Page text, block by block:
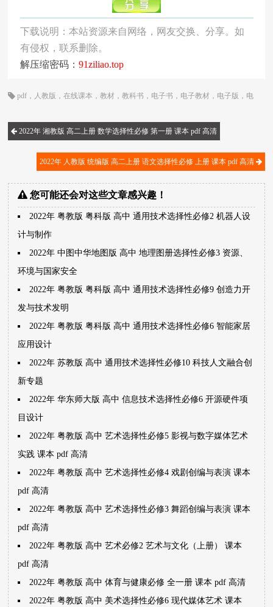
下载说明：本站资源来自网络，网友交换、分享。如
有侵权，联系删除。
解压缩密码：91ziliao.top
pdf ， 人教版 ，在线课本 ，教材 ，教科书 ， 电子书 ， 电子教材 ， 电子版 ， 电
2022年 湘教版 高二上册 数学选择性必修 第一册 课本 pdf 高清
2022年 人教版 统编版 高二上册 语文选择性必修 上册 课本 pdf 高清
您可能还会对这些文章感兴趣！
2022年 粤教版 粤科版 高中 通用技术选择性必修2 机器人设
计与制作
2022年 中图中华地图版 高中 地理图册选择性必修3 资源、
环境与国家安全
2022年 粤教版 粤科版 高中 通用技术选择性必修9 创造力开
发与技术发明
2022年 粤教版 粤科版 高中 通用技术选择性必修6 智能家居
应用设计
2022年 苏教版 高中 通用技术选择性必修10 科技人文融合创
新专题
2022年 华东师大版 高中 信息技术选择性必修6 开源硬件项
目设计
2022年 粤教版 高中 艺术选择性必修5 影视与数字媒体艺术
实践 课本 pdf 高清
2022年 粤教版 高中 艺术选择性必修4 戏剧创编与表演 课本
pdf 高清
2022年 粤教版 高中 艺术选择性必修3 舞蹈创编与表演 课本
pdf 高清
2022年 粤教版 高中 艺术必修2 艺术与文化（上册） 课本
pdf 高清
2022年 粤教版 高中 体育与健康必修 全一册 课本 pdf 高清
2022年 粤教版 高中 美术选择性必修6 现代媒体艺术 课本